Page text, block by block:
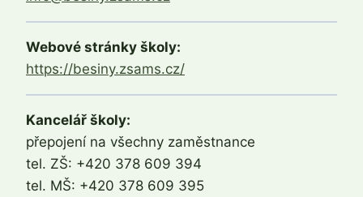
Webové stránky školy:
https://besiny.zsams.cz/
Kancelář školy:
přepojení na všechny zaměstnance
tel. ZŠ: +420 378 609 394
tel. MŠ: +420 378 609 395